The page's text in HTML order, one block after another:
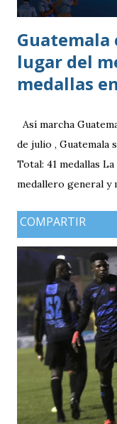
lugar del
medallas
Así marcha
de julio ,
Total: 41 medallas
medallero general y
plata, aunque
oros (10).
COMPARTIR